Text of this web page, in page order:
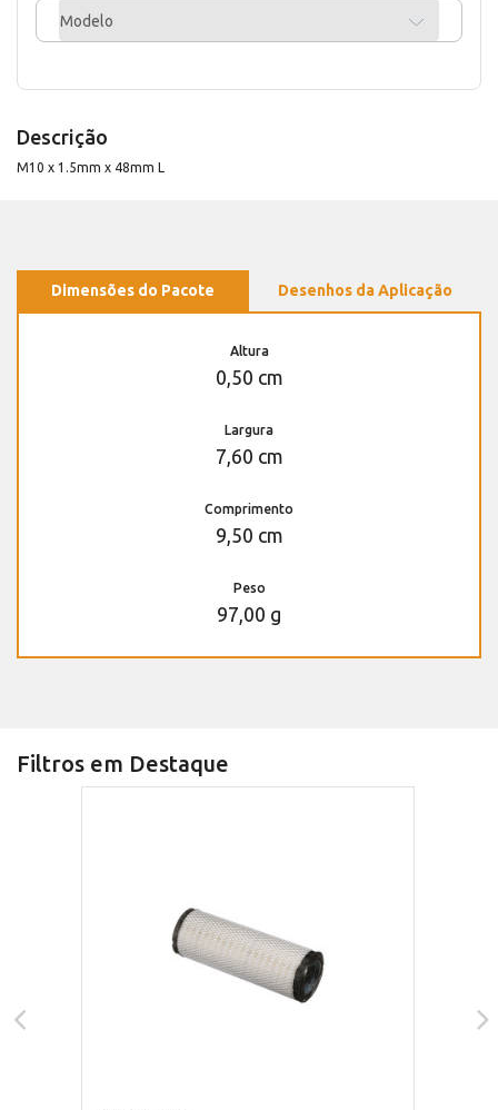
Modelo
Descrição
M10 x 1.5mm x 48mm L
Dimensões do Pacote Desenhos da Aplicação
Altura
0,50 cm
Largura
7,60 cm
Comprimento
9,50 cm
Peso
97,00 g
Filtros em Destaque